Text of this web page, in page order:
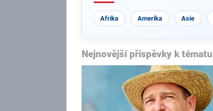
Afrika Amerika Asie
Nejnovější příspěvky k tématu